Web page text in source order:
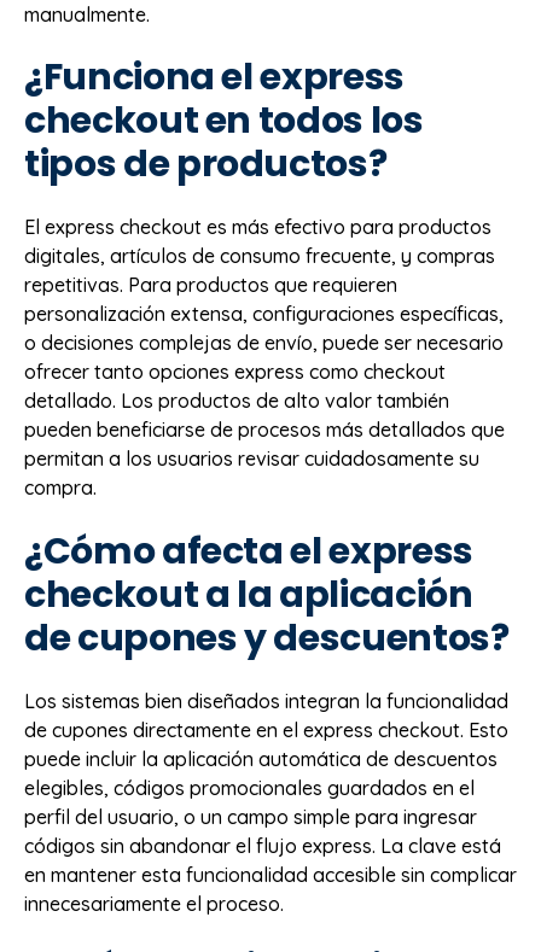
manualmente.
¿Funciona el express
checkout en todos los
tipos de productos?
El express checkout es más efectivo para productos
digitales, artículos de consumo frecuente, y compras
repetitivas. Para productos que requieren
personalización extensa, configuraciones específicas,
o decisiones complejas de envío, puede ser necesario
ofrecer tanto opciones express como checkout
detallado. Los productos de alto valor también
pueden beneficiarse de procesos más detallados que
permitan a los usuarios revisar cuidadosamente su
compra.
¿Cómo afecta el express
checkout a la aplicación
de cupones y descuentos?
Los sistemas bien diseñados integran la funcionalidad
de cupones directamente en el express checkout. Esto
puede incluir la aplicación automática de descuentos
elegibles, códigos promocionales guardados en el
perfil del usuario, o un campo simple para ingresar
códigos sin abandonar el flujo express. La clave está
en mantener esta funcionalidad accesible sin complicar
innecesariamente el proceso.